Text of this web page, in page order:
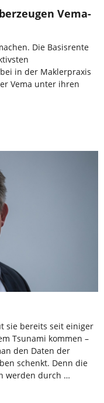
Vema-
Die Basisrente
in der Maklerpraxis
Vema unter ihren
sie bereits seit einiger
Tsunami kommen –
den Daten der
schenkt. Denn die
werden durch …